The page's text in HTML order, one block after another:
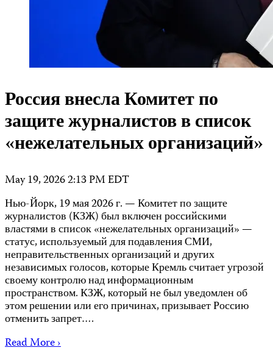
Россия внесла Комитет по
защите журналистов в список
«нежелательных организаций»
May 19, 2026 2:13 PM EDT
Нью-Йорк, 19 мая 2026 г. — Комитет по защите
журналистов (КЗЖ) был включен российскими
властями в список «нежелательных организаций» —
статус, используемый для подавления СМИ,
неправительственных организаций и других
независимых голосов, которые Кремль считает угрозой
своему контролю над информационным
пространством. КЗЖ, который не был уведомлен об
этом решении или его причинах, призывает Россию
отменить запрет….
Read More ›